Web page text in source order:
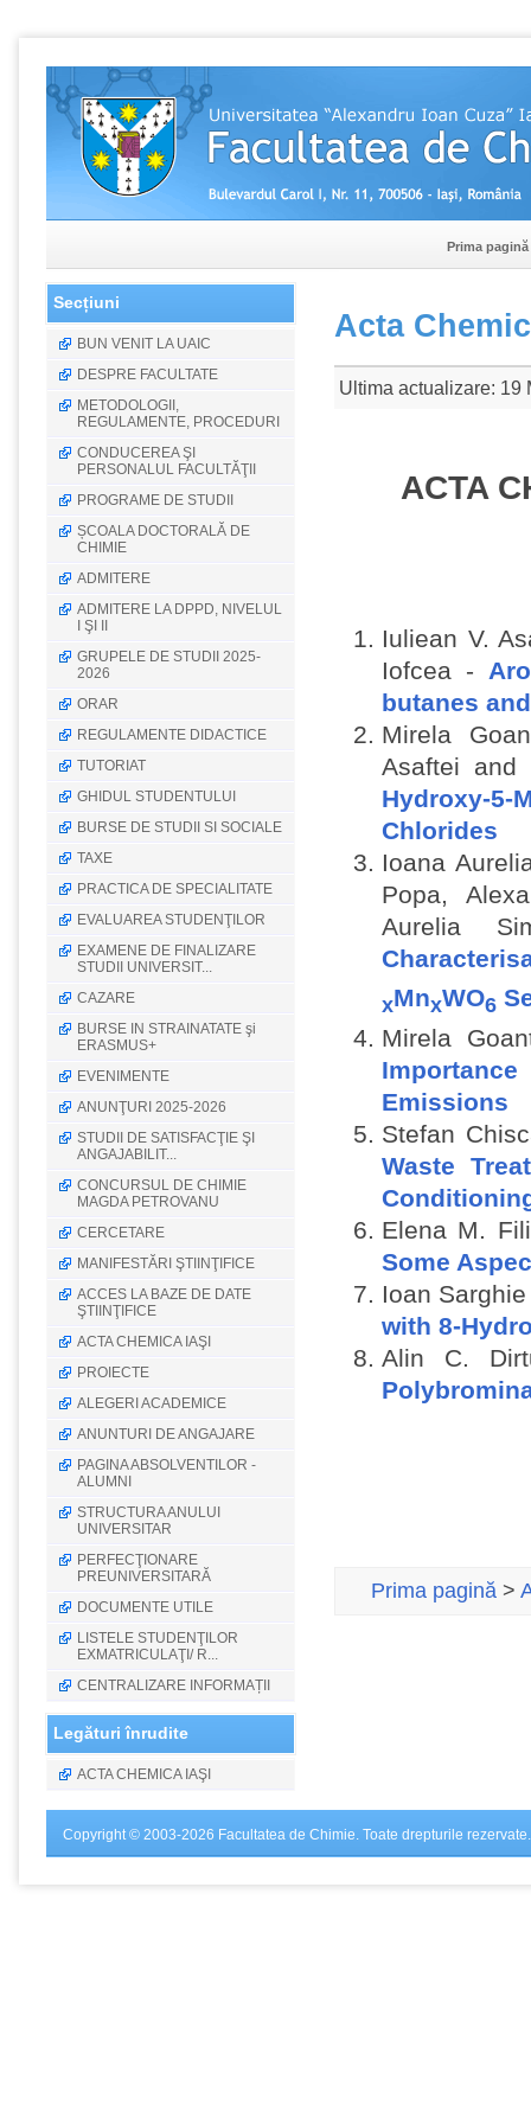
Prima pagină
Secțiuni
BUN VENIT LA UAIC
DESPRE FACULTATE
METODOLOGII,
REGULAMENTE, PROCEDURI
CONDUCEREA ŞI
PERSONALUL FACULTĂŢII
PROGRAME DE STUDII
ȘCOALA DOCTORALĂ DE
CHIMIE
ADMITERE
ADMITERE LA DPPD, NIVELUL
I ŞI II
GRUPELE DE STUDII 2025-
2026
ORAR
REGULAMENTE DIDACTICE
TUTORIAT
GHIDUL STUDENTULUI
BURSE DE STUDII SI SOCIALE
TAXE
PRACTICA DE SPECIALITATE
EVALUAREA STUDENŢILOR
EXAMENE DE FINALIZARE
STUDII UNIVERSIT...
CAZARE
BURSE IN STRAINATATE şi
ERASMUS+
EVENIMENTE
ANUNŢURI 2025-2026
STUDII DE SATISFACŢIE ŞI
ANGAJABILIT...
CONCURSUL DE CHIMIE
MAGDA PETROVANU
CERCETARE
MANIFESTĂRI ŞTIINŢIFICE
ACCES LA BAZE DE DATE
ŞTIINŢIFICE
ACTA CHEMICA IAŞI
PROIECTE
ALEGERI ACADEMICE
ANUNTURI DE ANGAJARE
PAGINA ABSOLVENTILOR -
ALUMNI
STRUCTURA ANULUI
UNIVERSITAR
PERFECŢIONARE
PREUNIVERSITARĂ
DOCUMENTE UTILE
LISTELE STUDENŢILOR
EXMATRICULAŢI/ R...
CENTRALIZARE INFORMAȚII
Legături înrudite
ACTA CHEMICA IAŞI
Acta
Ultima actualizare: 19
ACTA
Iuliean V.
Iofcea -
butanes
Mirela
Asaftei and
Hydroxy-5-
Chlorides
Ioana
Popa,
Aurelia
xMnxWO6
Mirela
Emissions
Stefan
Waste
Elena M.
Some
Ioan
with 8-
Alin C.
Prima pagină >
Copyright © 2003-2026 Facultatea de Chimie. Toate drepturile